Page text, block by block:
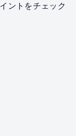
ントをチェック